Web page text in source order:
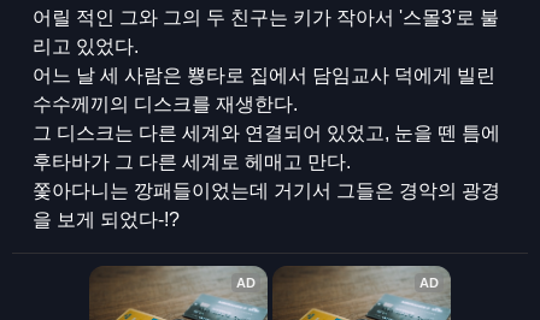
어릴 적인 그와 그의 두 친구는 키가 작아서 '스몰3'로 불
리고 있었다.
어느 날 세 사람은 뿅타로 집에서 담임교사 덕에게 빌린
수수께끼의 디스크를 재생한다.
그 디스크는 다른 세계와 연결되어 있었고, 눈을 뗀 틈에
후타바가 그 다른 세계로 헤매고 만다.
쫓아다니는 깡패들이었는데 거기서 그들은 경악의 광경
을 보게 되었다-!?